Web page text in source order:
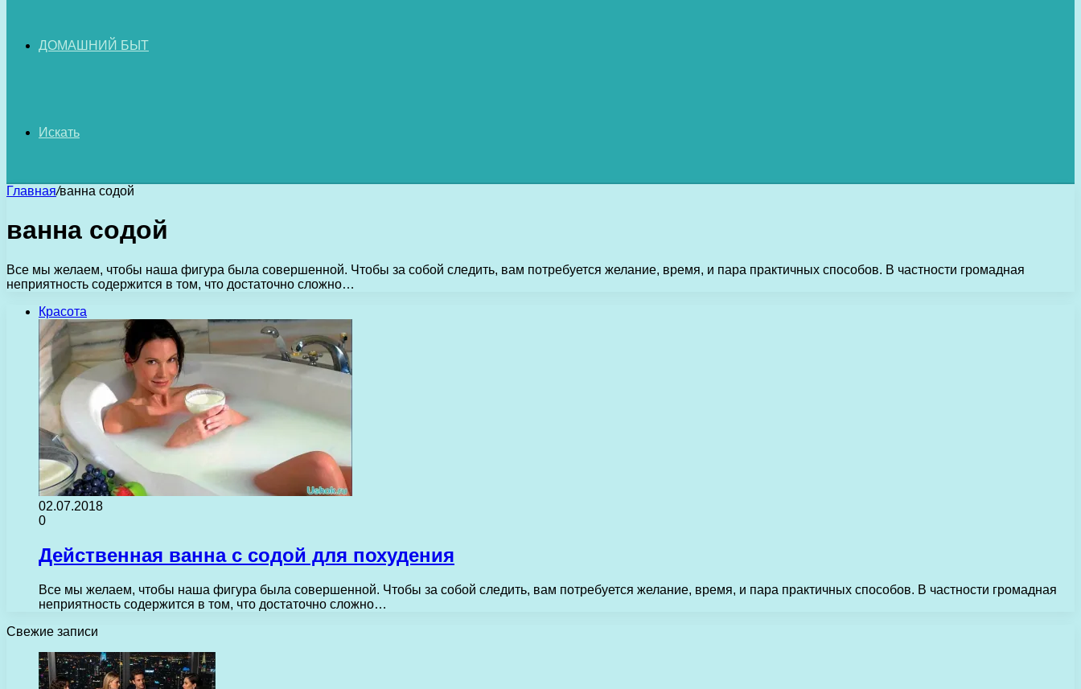
ДОМАШНИЙ БЫТ
Искать
Главная/ванна содой
ванна содой
Все мы желаем, чтобы наша фигура была совершенной. Чтобы за собой следить, вам потребуется желание, время, и пара практичных способов. В частности громадная
неприятность содержится в том, что достаточно сложно…
Красота
02.07.2018
0
Действенная ванна с содой для похудения
Все мы желаем, чтобы наша фигура была совершенной. Чтобы за собой следить, вам потребуется желание, время, и пара практичных способов. В частности громадная
неприятность содержится в том, что достаточно сложно…
Свежие записи